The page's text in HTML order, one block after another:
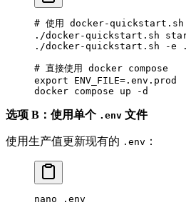
# 使用 docker-quickstart.sh
./docker-quickstart.sh
./docker-quickstart.sh -e
# 直接使用 docker compose
export ENV_FILE= .env.prod
docker compose up -d
选项 B：使用单个 .env 文件
使用生产值更新现有的 .env ：
nano .env